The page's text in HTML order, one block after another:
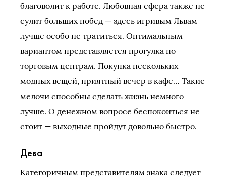
благоволит к работе. Любовная сфера также не
сулит больших побед — здесь игривым Львам
лучше особо не тратиться. Оптимальным
вариантом представляется прогулка по
торговым центрам. Покупка нескольких
модных вещей, приятный вечер в кафе… Такие
мелочи способны сделать жизнь немного
лучше. О денежном вопросе беспокоиться не
стоит — выходные пройдут довольно быстро.
Дева
Категоричным представителям знака следует